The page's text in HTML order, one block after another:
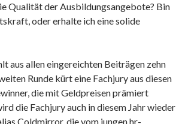
Qualität der Ausbildungsangebote? Bin
oder erhalte ich eine solide
aus allen eingereichten Beiträgen zehn
Runde kürt eine Fachjury aus diesen
die mit Geldpreisen prämiert
die Fachjury auch in diesem Jahr wieder
Coldmirror, die vom jungen hr-